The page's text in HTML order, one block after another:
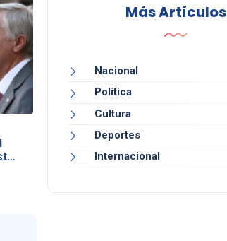
Más Artículos
Nacional
Política
Cultura
Deportes
Internacional